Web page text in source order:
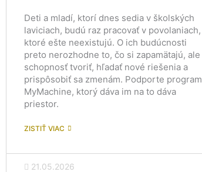
Deti a mladí, ktorí dnes sedia v školských
laviciach, budú raz pracovať v povolaniach,
ktoré ešte neexistujú. O ich budúcnosti
preto nerozhodne to, čo si zapamätajú, ale
schopnosť tvoriť, hľadať nové riešenia a
prispôsobiť sa zmenám. Podporte program
MyMachine, ktorý dáva im na to dáva
priestor.
ZISTIŤ VIAC
21.05.2026